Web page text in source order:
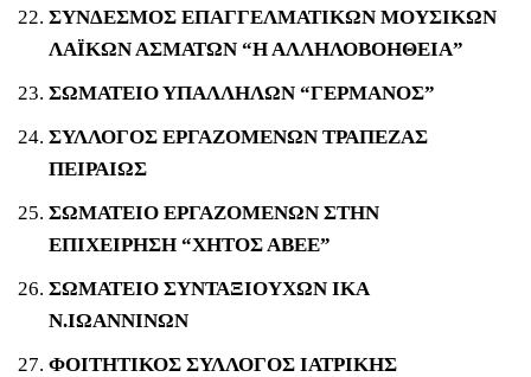
ΣΥΝΔΕΣΜΟΣ ΕΠΑΓΓΕΛΜΑΤΙΚΩΝ ΜΟΥΣΙΚΩΝ
ΛΑΪΚΩΝ ΑΣΜΑΤΩΝ “Η ΑΛΛΗΛΟΒΟΗΘΕΙΑ”
ΣΩΜΑΤΕΙΟ ΥΠΑΛΛΗΛΩΝ “ΓΕΡΜΑΝΟΣ”
ΣΥΛΛΟΓΟΣ ΕΡΓΑΖΟΜΕΝΩΝ ΤΡΑΠΕΖΑΣ
ΠΕΙΡΑΙΩΣ
ΣΩΜΑΤΕΙΟ ΕΡΓΑΖΟΜΕΝΩΝ ΣΤΗΝ
ΕΠΙΧΕΙΡΗΣΗ “ΧΗΤΟΣ ΑΒΕΕ”
ΣΩΜΑΤΕΙΟ ΣΥΝΤΑΞΙΟΥΧΩΝ ΙΚΑ
Ν.ΙΩΑΝΝΙΝΩΝ
ΦΟΙΤΗΤΙΚΟΣ ΣΥΛΛΟΓΟΣ ΙΑΤΡΙΚΗΣ